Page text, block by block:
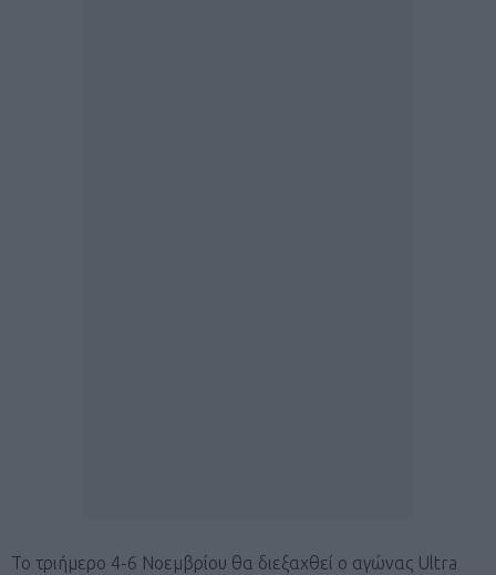
To τριήμερο 4-6 Νοεμβρίου θα διεξαχθεί ο αγώνας Ultra